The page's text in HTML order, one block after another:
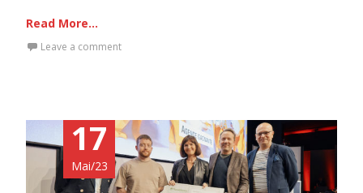
Read More...
Leave a comment
17
Mai/23